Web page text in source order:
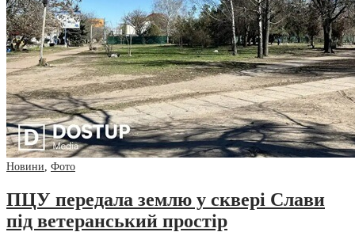
Новини Фото
ПЦУ передала землю у сквері Слави
під ветеранський простір